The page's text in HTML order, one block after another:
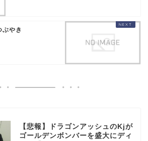
やき
【悲報】ドラゴンアッシュのKjが
ゴールデンボンバーを盛大にディ